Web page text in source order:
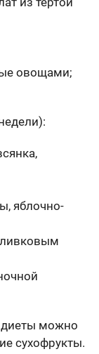
овощами;
яблочно-
диеты можно
сухофрукты.